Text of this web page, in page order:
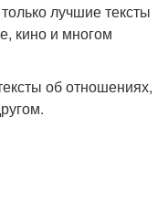
лучшие тексты
кино и многом
об отношениях,